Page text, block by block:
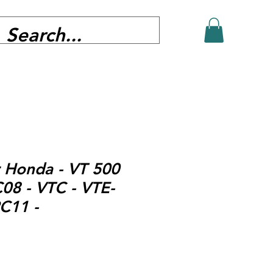
- VT 500
- VTC - VTE-
-